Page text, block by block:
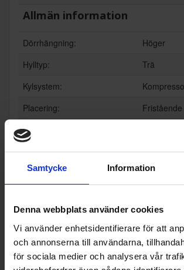
Samtycke Information
Denna webbplats använder cookies
Vi använder enhetsidentifierare för att
och annonserna till användarna,
för sociala medier och analysera vår
Allmän information
Dörrhängning:
Höger
Hylltyp:
Trä
Kylsystem:
Placering:
Fristående
Färg:
Produktgrupp:
Vinkyl
Funktioner och egenskaper
Display på dörr (Ja/Nej):
Nej
Wi-Fi anslutning (Ja/Nej):
Nej